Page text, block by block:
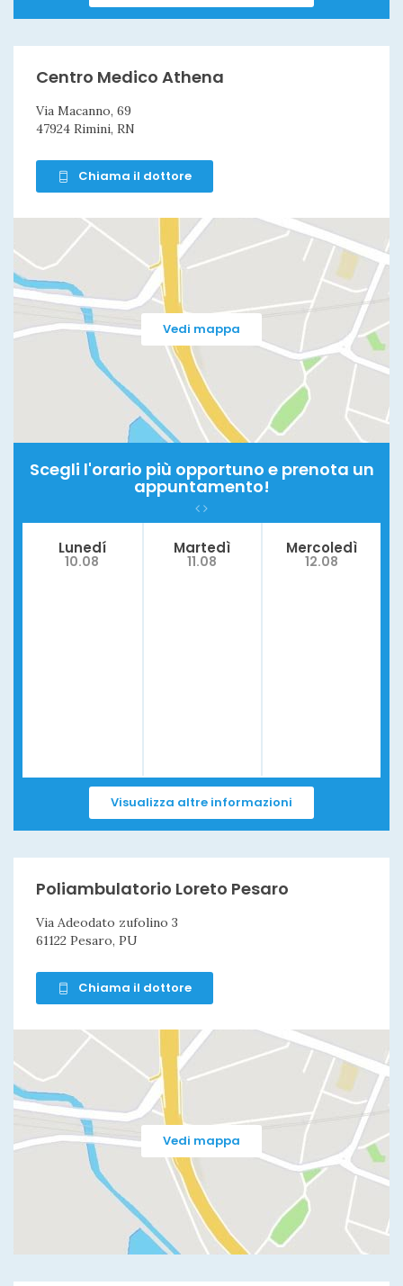
Centro Medico Athena
Via Macanno, 69
47924 Rimini, RN
Chiama il dottore
Vedi mappa
Scegli l'orario più opportuno e prenota un
appuntamento!
Lunedí
10.08
Martedì
11.08
Mercoledì
12.08
Visualizza altre informazioni
Poliambulatorio Loreto Pesaro
Via Adeodato zufolino 3
61122 Pesaro, PU
Chiama il dottore
Vedi mappa